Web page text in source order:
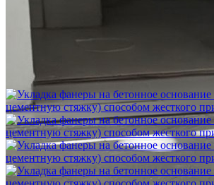
Шлифовка стяжки с сохранением уклона
1 500 ₽